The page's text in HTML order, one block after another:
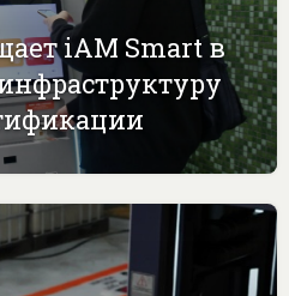
iAM Smart в